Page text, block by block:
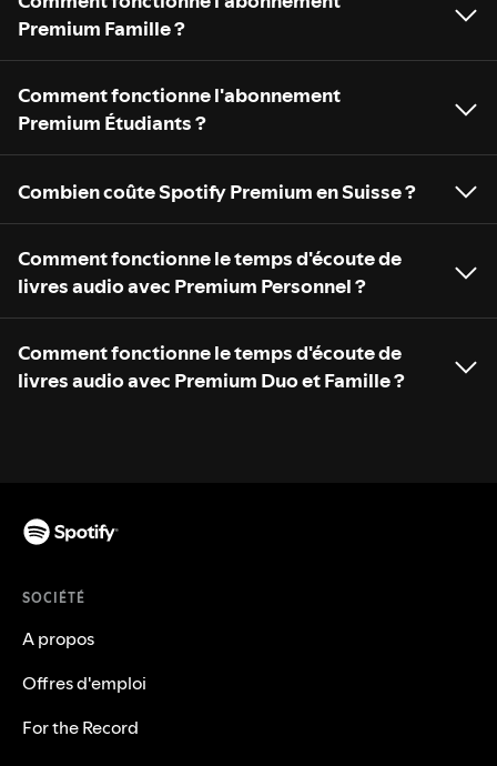
Premium Famille ?
Comment fonctionne l'abonnement
Premium Étudiants ?
Combien coûte Spotify Premium en Suisse ?
Comment fonctionne le temps d'écoute de
livres audio avec Premium Personnel ?
Comment fonctionne le temps d'écoute de
livres audio avec Premium Duo et Famille ?
SOCIÉTÉ
A propos
Offres d'emploi
For the Record